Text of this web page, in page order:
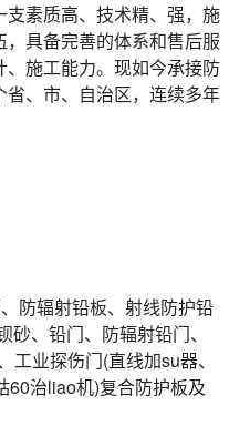
素质高、技术精、强，施
具备完善的体系和售后服
施工能力。现如今承接防
、市、自治区，连续多年
防辐射铅板、射线防护铅
、铅门、防辐射铅门、
业探伤门(直线加su器、
60治liao机)复合防护板及